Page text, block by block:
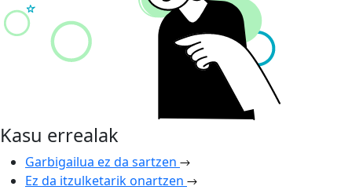
Kasu errealak
Garbigailua ez da sartzen
Ez da itzulketarik onartzen